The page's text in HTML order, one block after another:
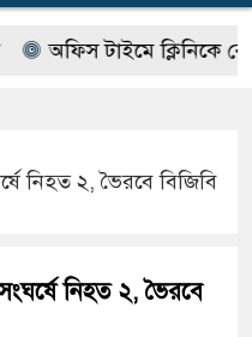
টাইমে ক্লিনিকে রোগী
নিহত ২, ভৈরবে বিজিবি
নিহত ২, ভৈরবে